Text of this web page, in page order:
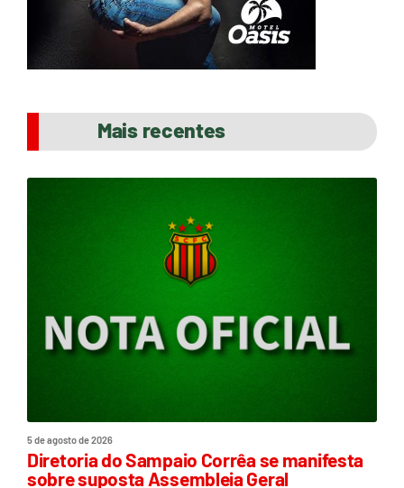
Mais recentes
5 de agosto de 2026
Diretoria do Sampaio Corrêa se manifesta
sobre suposta Assembleia Geral